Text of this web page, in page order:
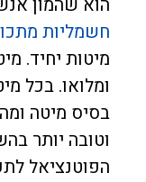
חשמליות
מיטות יחיד.
ומלואו. בכל
בסיס מיטה
וטובה יותר
הפוטנציאל